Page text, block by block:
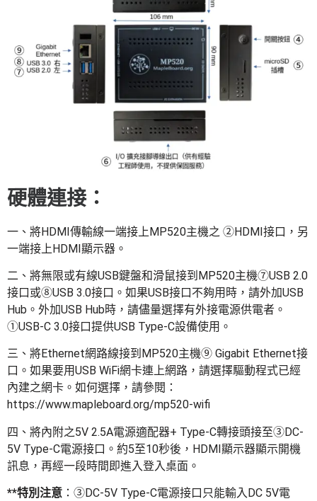
硬體連接：
一、將HDMI傳輸線一端接上MP520主機之 ②HDMI接口，另
一端接上HDMI顯示器。
二、將無限或有線USB鍵盤和滑鼠接到MP520主機➆USB 2.0
接口或➇USB 3.0接口。如果USB接口不夠用時，請外加USB
Hub。外加USB Hub時，請儘量選擇有外接電源供電者。
①USB-C 3.0接口提供USB Type-C設備使用。
三、將Ethernet網路線接到MP520主機⑨ Gigabit Ethernet接
口。如果要用USB WiFi網卡連上網路，請選擇驅動程式已經
內建之網卡。如何選擇，請參閱：
https://www.mapleboard.org/mp520-wifi
四、將內附之5V 2.5A電源適配器+ Type-C轉接頭接至③DC-
5V Type-C電源接口。約5至10秒後，HDMI顯示器顯示開機
訊息，再經一段時間即進入登入桌面。
**特別注意 ：③DC-5V Type-C電源接口只能輸入DC 5V電